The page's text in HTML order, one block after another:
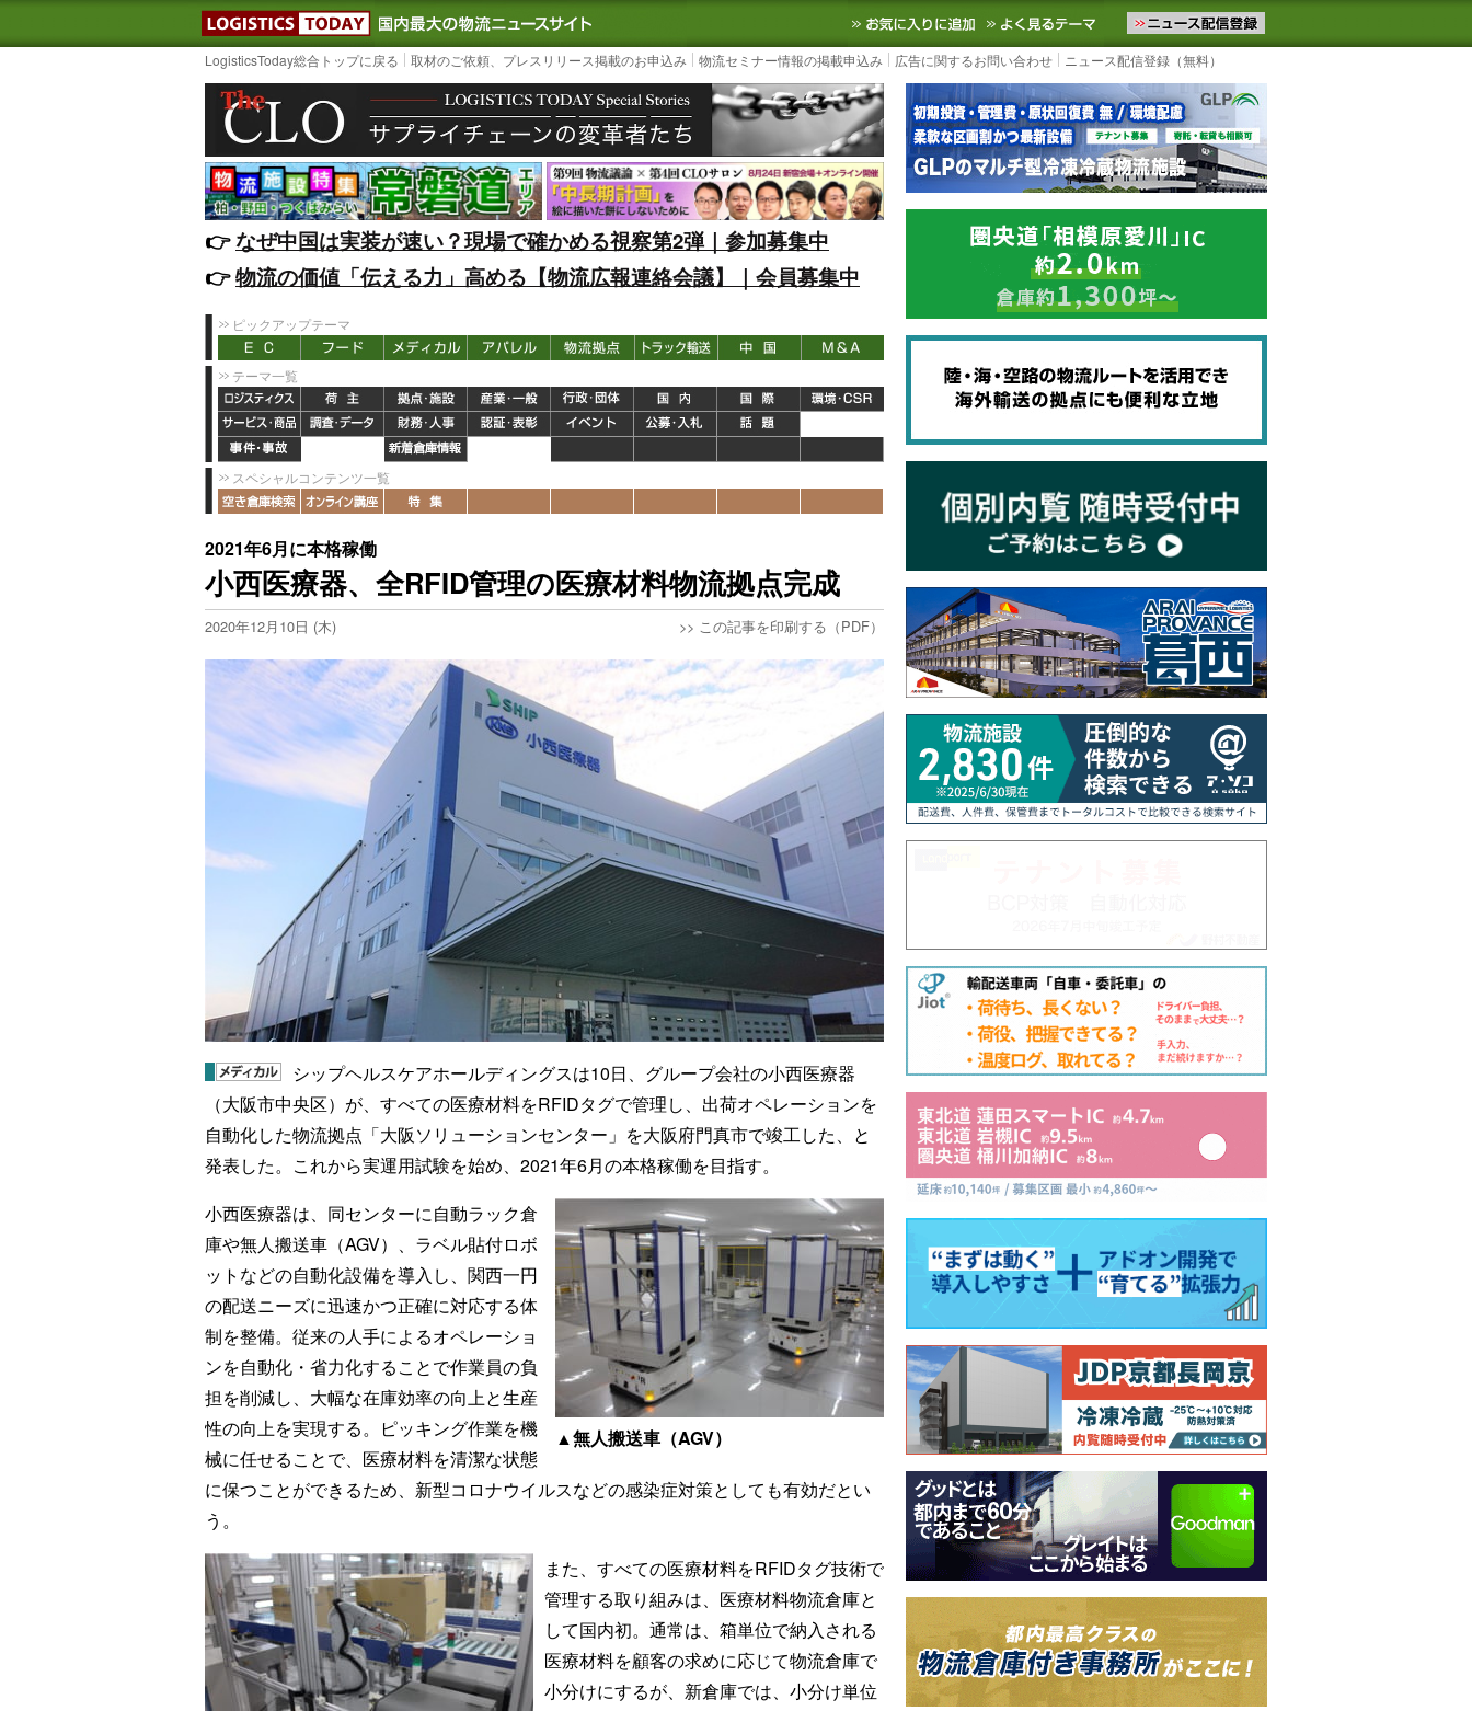
LOGISTICS TODAY｜国内最大の物流ニュースサイト3PL, SCMなど国内外の最新の物流ニュースをお届けします。物流ニュースメール配信を登録す
お気に入りに追加 よく見るテーマ
LogisticsToday総合トップに戻る 取材のご依頼、プレスリリース掲載のお申込み 物流セミナー情報の掲載申込み 広告に関するお問い合わせ ニュース配信登録（無料）
👉️なぜ中国は実装が速い？現場で確かめる視察第2弾｜参加募集中
👉️物流の価値「伝える力」高める【物流広報連絡会議】｜会員募集中
ピックアップテーマ
テーマ一覧
スペシャルコンテンツ一覧
2021年6月に本格稼働
小西医療器、全RFID管理の医療材料物流拠点完成
2020年12月10日 (木) >> この記事を印刷する（PDF）
シップヘルスケアホールディングスは10日、グループ会社の小西医療器
（大阪市中央区）が、すべての医療材料をRFIDタグで管理し、出荷オペレーションを
自動化した物流拠点「大阪ソリューションセンター」を大阪府門真市で竣工した、と
発表した。これから実運用試験を始め、2021年6月の本格稼働を目指す。
▲無人搬送車（AGV）
小西医療器は、同センターに自動ラック倉
庫や無人搬送車（AGV）、ラベル貼付ロボ
ットなどの自動化設備を導入し、関西一円
の配送ニーズに迅速かつ正確に対応する体
制を整備。従来の人手によるオペレーショ
ンを自動化・省力化することで作業員の負
担を削減し、大幅な在庫効率の向上と生産
性の向上を実現する。ピッキング作業を機
械に任せることで、医療材料を清潔な状態
に保つことができるため、新型コロナウイルスなどの感染症対策としても有効だとい
う。
また、すべての医療材料をRFIDタグ技術で
管理する取り組みは、医療材料物流倉庫と
して国内初。通常は、箱単位で納入される
医療材料を顧客の求めに応じて物流倉庫で
小分けにするが、新倉庫では、小分け単位